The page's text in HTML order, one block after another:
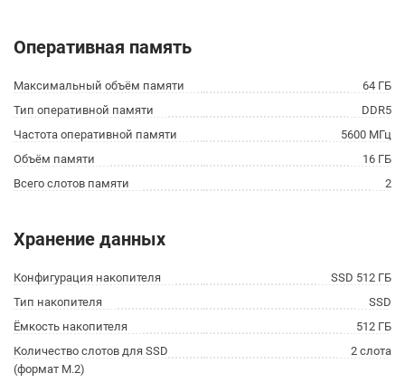
Оперативная память
Максимальный объём памяти
64 ГБ
Тип оперативной памяти
DDR5
Частота оперативной памяти
5600 МГц
Объём памяти
16 ГБ
Всего слотов памяти
2
Хранение данных
Конфигурация накопителя
SSD 512 ГБ
Тип накопителя
SSD
Ёмкость накопителя
512 ГБ
Количество слотов для SSD
(формат M.2)
2 слота